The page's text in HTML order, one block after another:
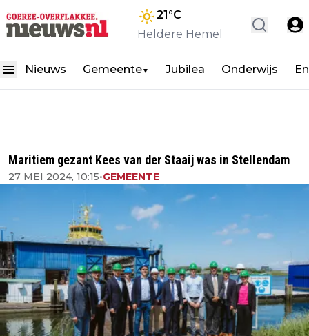
21°C
Heldere Hemel
Nieuws Gemeente▼ Jubilea Onderwijs
Maritiem gezant Kees van der Staaij was in Stellendam
27 MEI 2024, 10:15•GEMEENTE